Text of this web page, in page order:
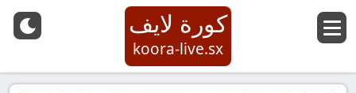
كورة لايف
koora-live.sx